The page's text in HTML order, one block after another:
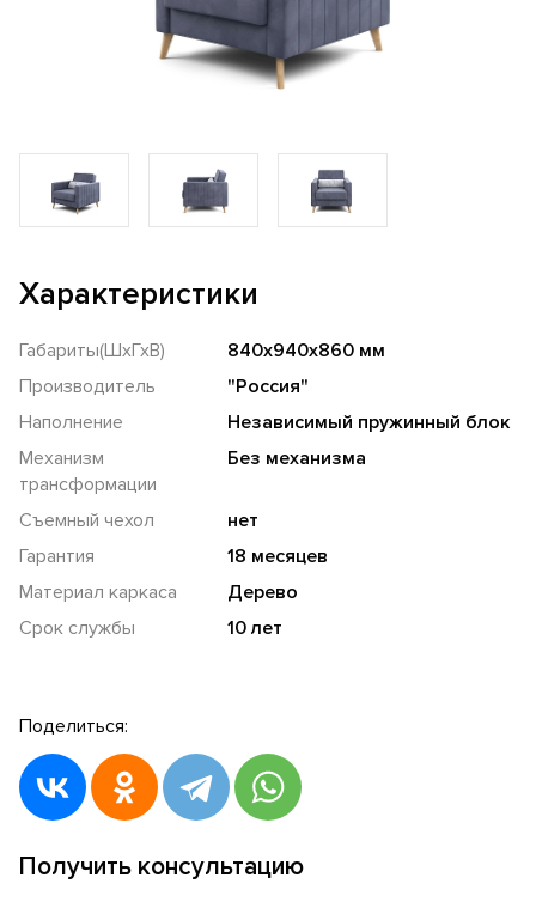
Характеристики
Габариты(ШхГхВ)
840х940х860 мм
Производитель
"Россия"
Наполнение
Независимый пружинный блок
Механизм
трансформации
Без механизма
Съемный чехол
нет
Гарантия
18 месяцев
Материал каркаса
Дерево
Срок службы
10 лет
Поделиться:
Получить консультацию